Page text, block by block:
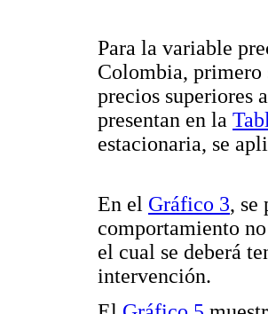
Para la variable
Colombia, primero
precios superiores
presentan en la
estacionaria, se
En el Gráfico 3, se
comportamiento
el cual se deberá
intervención.